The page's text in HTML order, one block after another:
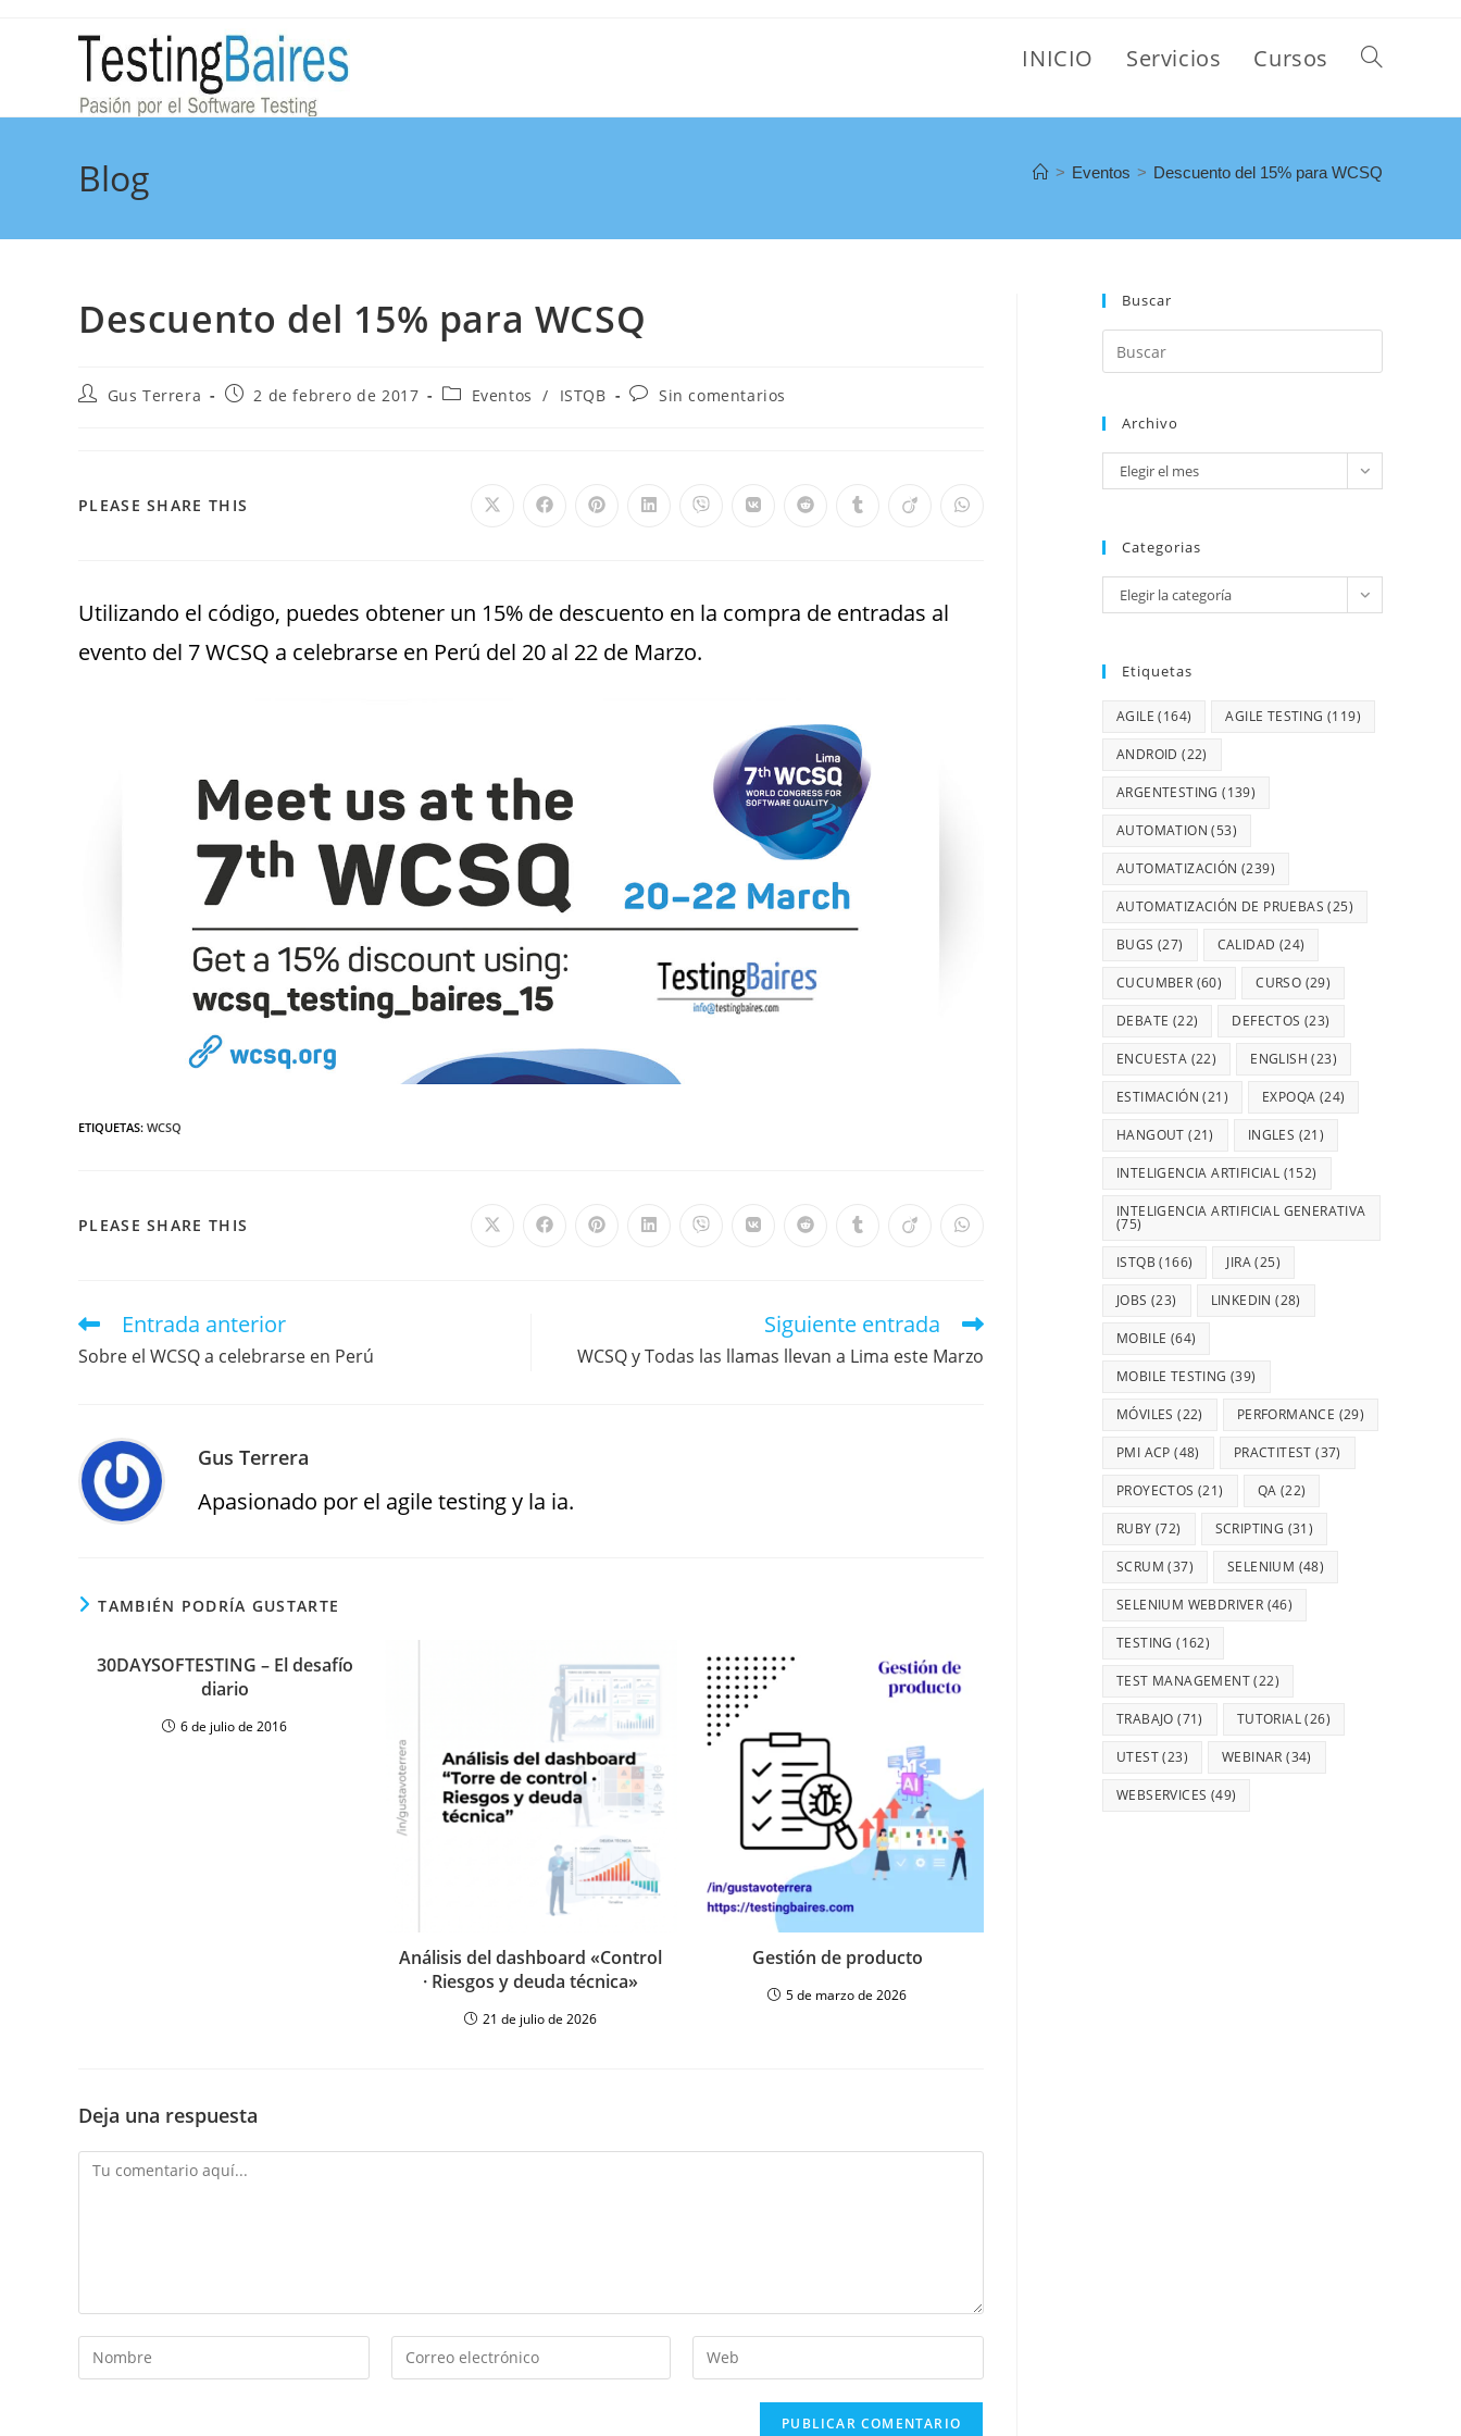
INICIO Servicios Cursos
Blog > Eventos > Descuento del 15% para WCSQ
Descuento del 15% para WCSQ
Gus Terrera 2 de febrero de 2017 Eventos / ISTQB Sin comentarios
PLEASE SHARE THIS
Utilizando el código, puedes obtener un 15% de descuento en la compra de entradas al
evento del 7 WCSQ a celebrarse en Perú del 20 al 22 de Marzo.
ETIQUETAS: WCSQ
PLEASE SHARE THIS
Entrada anterior
Sobre el WCSQ a celebrarse en Perú
Siguiente entrada
WCSQ y Todas las llamas llevan a Lima este Marzo
Gus Terrera
Apasionado por el agile testing y la ia.
TAMBIÉN PODRÍA GUSTARTE
‎30DAYSOFTESTING‬ – El desafío
diario
6 de julio de 2016
Análisis del dashboard «Control
· Riesgos y deuda técnica»
21 de julio de 2026
Gestión de producto
5 de marzo de 2026
Deja una respuesta
Buscar
Archivo
Elegir el mes
Categorias
Elegir la categoría
Etiquetas
AGILE (164) AGILE TESTING (119)
ANDROID (22)
ARGENTESTING (139)
AUTOMATION (53)
AUTOMATIZACIÓN (239)
AUTOMATIZACIÓN DE PRUEBAS (25)
BUGS (27) CALIDAD (24)
CUCUMBER (60) CURSO (29)
DEBATE (22) DEFECTOS (23)
ENCUESTA (22) ENGLISH (23)
ESTIMACIÓN (21) EXPOQA (24)
HANGOUT (21) INGLES (21)
INTELIGENCIA ARTIFICIAL (152)
INTELIGENCIA ARTIFICIAL GENERATIVA
(75)
ISTQB (166) JIRA(25)
JOBS (23) LINKEDIN (28)
MOBILE (64)
MOBILE TESTING (39)
MÓVILES (22) PERFORMANCE (29)
PMI ACP (48) PRACTITEST (37)
PROYECTOS (21) QA (22)
RUBY (72) SCRIPTING (31)
SCRUM (37) SELENIUM (48)
SELENIUM WEBDRIVER (46)
TESTING (162)
TEST MANAGEMENT(22)
TRABAJO (71) TUTORIAL(26)
UTEST(23) WEBINAR (34)
WEBSERVICES (49)